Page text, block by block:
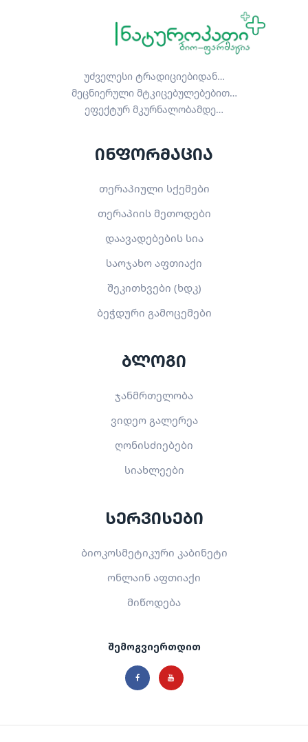
უძველესი ტრადიციებიდან…
მეცნიერული მტკიცებულებებით…
ეფექტურ მკურნალობამდე…
ინფორმაცია
თერაპიული სქემები
თერაპიის მეთოდები
დაავადებების სია
საოჯახო აფთიაქი
შეკითხვები (ხდკ)
ბეჭდური გამოცემები
ბლოგი
ჯანმრთელობა
ვიდეო გალერეა
ღონისძიებები
სიახლეები
სერვისები
ბიოკოსმეტიკური კაბინეტი
ონლაინ აფთიაქი
მიწოდება
შემოგვიერთდით